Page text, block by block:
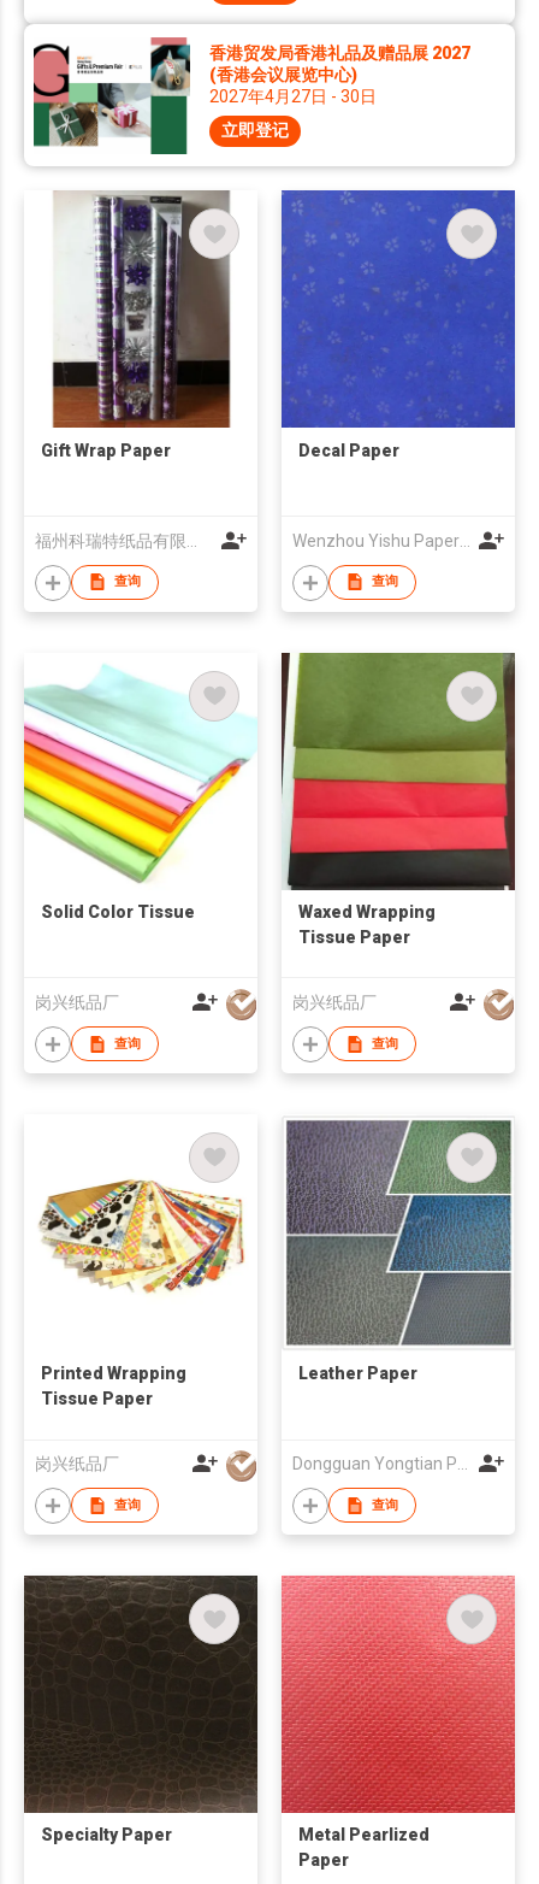
香港贸发局香港礼品及赠品展 2027
(香港会议展览中心)
2027年4月27日 - 30日
立即登记
Gift Wrap Paper
查询
Decal Paper
Wenzhou Yishu Paper Co., Ltd.
查询
Solid Color Tissue
岗兴纸品厂
查询
Waxed Wrapping
Tissue Paper
岗兴纸品厂
查询
Printed Wrapping
Tissue Paper
岗兴纸品厂
查询
Leather Paper
Dongguan Yongtian Packing Industrial Co., Ltd
查询
Specialty Paper
Metal Pearlized
Paper